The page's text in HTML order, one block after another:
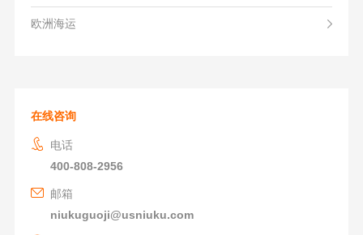
欧洲海运
在线咨询
电话
400-808-2956
邮箱
niukuguoji@usniuku.com